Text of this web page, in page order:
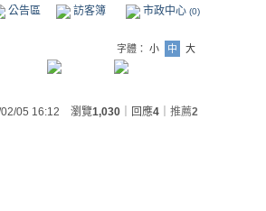
公告區 訪客簿 市政中心 (0)
字體： 小 中
大
02/05 16:12 瀏覽1,030 ｜回應4 推薦2